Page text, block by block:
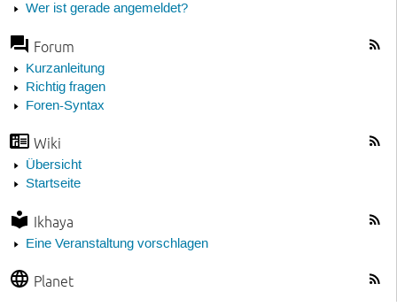
Wer ist gerade angemeldet?
Forum
Kurzanleitung
Richtig fragen
Foren-Syntax
Wiki
Übersicht
Startseite
Ikhaya
Eine Veranstaltung vorschlagen
Planet